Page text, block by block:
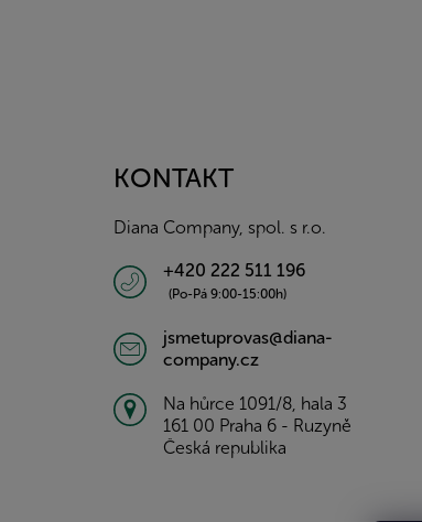
KONTAKT
Diana Company, spol. s r.o.
+420 222 511 196
(Po-Pá 9:00-15:00h)
jsmetuprovas@diana-
company.cz
Na hůrce 1091/8, hala 3
161 00 Praha 6 - Ruzyně
Česká republika